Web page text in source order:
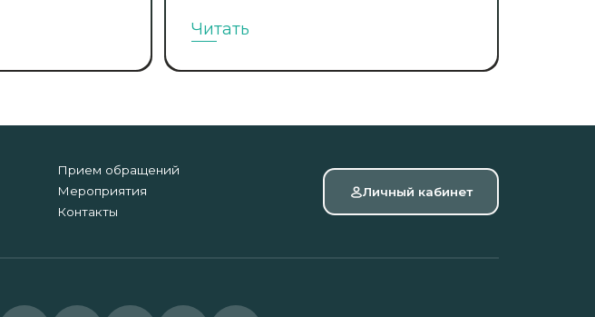
Читать
Прием обращений
Мероприятия
Контакты
Личный кабинет